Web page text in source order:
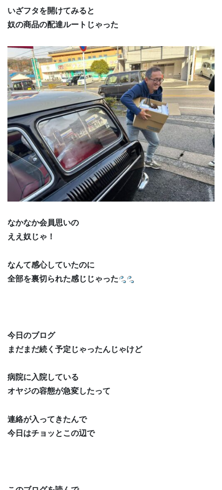
いざフタを開けてみると
奴の商品の配達ルートじゃった
なかなか会員思いの
ええ奴じゃ！
なんて感心していたのに
全部を裏切られた感じじゃった
今日のブログ
まだまだ続く予定じゃったんじゃけど
病院に入院している
オヤジの容態が急変したって
連絡が入ってきたんで
今日はチョッとこの辺で